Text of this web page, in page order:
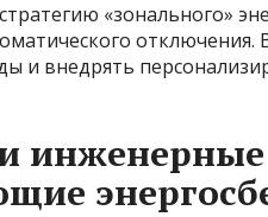
«зонального»
отключения.
и внедрять